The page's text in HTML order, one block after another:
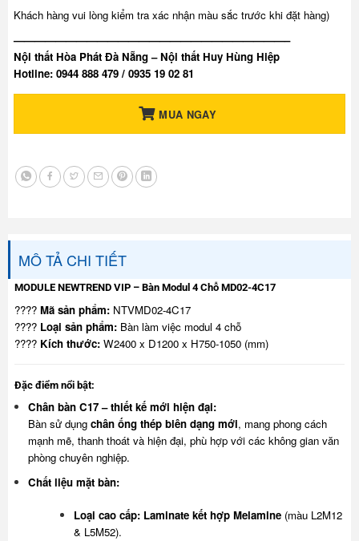
Khách hàng vui lòng kiểm tra xác nhận màu sắc trước khi đặt hàng)
——————————————————————————–
Nội thất Hòa Phát Đà Nẵng – Nội thất Huy Hùng Hiệp
Hotline: 0944 888 479 / 0935 19 02 81
MUA NGAY
MÔ TẢ CHI TIẾT
MODULE NEWTREND VIP – Bàn Modul 4 Chỗ MD02-4C17
???? Mã sản phẩm:NTVMD02-4C17
???? Loại sản phẩm:Bàn làm việc modul 4 chỗ
???? Kích thước:W2400 x D1200 x H750-1050 (mm)
Đặc điểm nổi bật:
Chân bàn C17 – thiết kế mới hiện đại:
Bàn sử dụng chân ống thép biên dạng mới, mang phong cách
mạnh mẽ, thanh thoát và hiện đại, phù hợp với các không gian văn
phòng chuyên nghiệp.
Chất liệu mặt bàn:
Loại cao cấp: Laminate kết hợp Melamine(màu L2M12
& L5M52).